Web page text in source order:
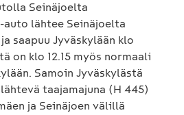
Seinäjoelta
auto lähtee Seinäjoelta
saapuu Jyväskylään klo
on klo 12.15 myös normaali
Samoin Jyväskylästä
lähtevä taajamajuna (H 445)
ja Seinäjoen välillä